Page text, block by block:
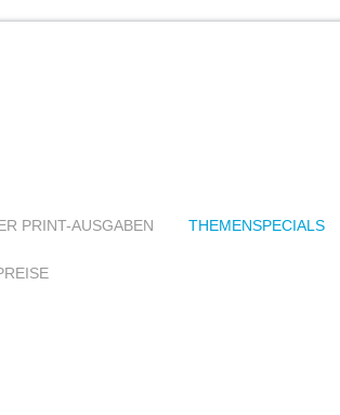
PRINT-AUSGABEN THEMENSPECIALS